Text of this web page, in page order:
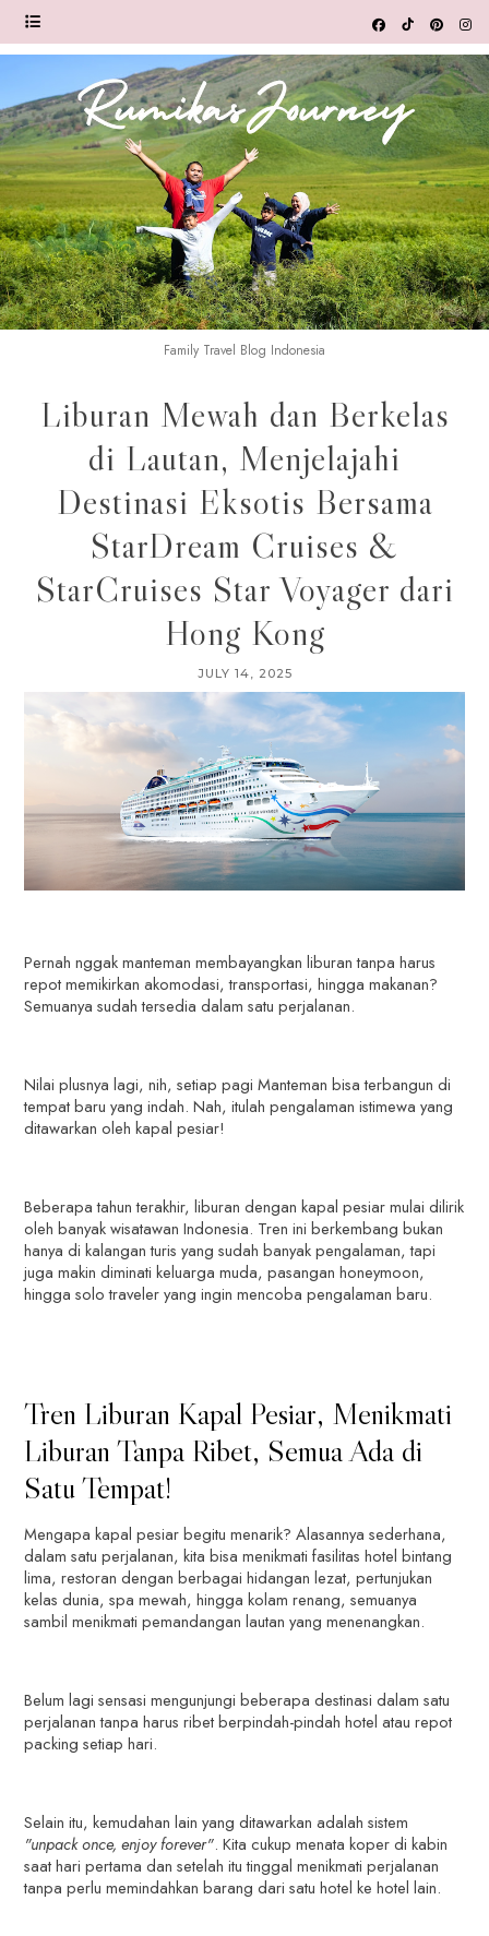
Family Travel Blog Indonesia
Liburan Mewah dan Berkelas
di Lautan, Menjelajahi
Destinasi Eksotis Bersama
StarDream Cruises &
StarCruises Star Voyager dari
Hong Kong
JULY 14, 2025
Pernah nggak manteman membayangkan liburan tanpa harus
repot memikirkan akomodasi, transportasi, hingga makanan?
Semuanya sudah tersedia dalam satu perjalanan.
Nilai plusnya lagi, nih, setiap pagi Manteman bisa terbangun di
tempat baru yang indah. Nah, itulah pengalaman istimewa yang
ditawarkan oleh kapal pesiar!
Beberapa tahun terakhir, liburan dengan kapal pesiar mulai dilirik
oleh banyak wisatawan Indonesia. Tren ini berkembang bukan
hanya di kalangan turis yang sudah banyak pengalaman, tapi
juga makin diminati keluarga muda, pasangan honeymoon,
hingga solo traveler yang ingin mencoba pengalaman baru.
Tren Liburan Kapal Pesiar, Menikmati
Liburan Tanpa Ribet, Semua Ada di
Satu Tempat!
Mengapa kapal pesiar begitu menarik? Alasannya sederhana,
dalam satu perjalanan, kita bisa menikmati fasilitas hotel bintang
lima, restoran dengan berbagai hidangan lezat, pertunjukan
kelas dunia, spa mewah, hingga kolam renang, semuanya
sambil menikmati pemandangan lautan yang menenangkan.
Belum lagi sensasi mengunjungi beberapa destinasi dalam satu
perjalanan tanpa harus ribet berpindah-pindah hotel atau repot
packing setiap hari.
Selain itu, kemudahan lain yang ditawarkan adalah sistem
"unpack once, enjoy forever". Kita cukup menata koper di kabin
saat hari pertama dan setelah itu tinggal menikmati perjalanan
tanpa perlu memindahkan barang dari satu hotel ke hotel lain.